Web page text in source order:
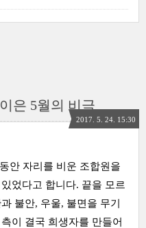
은 5월의 비극
2017. 5. 24. 15:30
안 자리를 비운 조합원을
었다고 합니다. 끝을 모르
불안, 우울, 불면을 무기
이 결국 희생자를 만들어